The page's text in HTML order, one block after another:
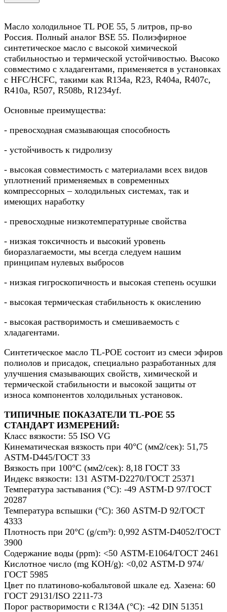
Масло холодильное TL POE 55, 5 литров, пр-во
Россия. Полный аналог BSE 55. Полиэфирное
синтетическое масло с высокой химической
стабильностью и термической устойчивостью. Высоко
совместимо с хладагентами, применяется в установках
с HFC/HCFC, такими как R134a, R23, R404a, R407c,
R410а, R507, R508b, R1234yf.
Основные преимущества:
- превосходная смазывающая способность
- устойчивость к гидролизу
- высокая совместимость с материалами всех видов
уплотнений применяемых в современных
компрессорных – холодильных системах, так и
имеющих наработку
- превосходные низкотемпературные свойства
- низкая токсичность и высокий уровень
биоразлагаемости, мы всегда следуем нашим
принципам нулевых выбросов
- низкая гигроскопичность и высокая степень осушки
- высокая термическая стабильность к окислению
- высокая растворимость и смешиваемость с
хладагентами.
Синтетическое масло TL-POE состоит из смеси эфиров
полиолов и присадок, специально разработанных для
улучшения смазывающих свойств, химической и
термической стабильности и высокой защиты от
износа компонентов холодильных установок.
ТИПИЧНЫЕ ПОКАЗАТЕЛИ TL-POE 55
СТАНДАРТ ИЗМЕРЕНИЙ:
Класс вязкости: 55 ISO VG
Кинематическая вязкость при 40°C (мм2/сек): 51,75
ASTM-D445/ГОСТ 33
Вязкость при 100°C (мм2/сек): 8,18 ГОСТ 33
Индекс вязкости: 131 ASTM-D2270/ГОСТ 25371
Температура застывания (°C): -49 ASTM-D 97/ГОСТ
20287
Температура вспышки (°C): 360 ASTM-D 92/ГОСТ
4333
Плотность при 20°C (g/cm³): 0,992 ASTM-D4052/ГОСТ
3900
Содержание воды (ppm): <50 ASTM-E1064/ГОСТ 2461
Кислотное число (mg KOH/g): <0,02 ASTM-D 974/
ГОСТ 5985
Цвет по платиново-кобальтовой шкале ед. Хазена: 60
ГОСТ 29131/ISO 2211-73
Порог растворимости с R134A (°C): -42 DIN 51351